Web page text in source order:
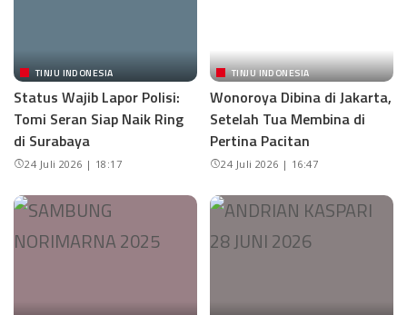
TINJU INDONESIA
Status Wajib Lapor Polisi:
Tomi Seran Siap Naik Ring
di Surabaya
24 Juli 2026 | 18:17
TINJU INDONESIA
Wonoroya Dibina di Jakarta,
Setelah Tua Membina di
Pertina Pacitan
24 Juli 2026 | 16:47